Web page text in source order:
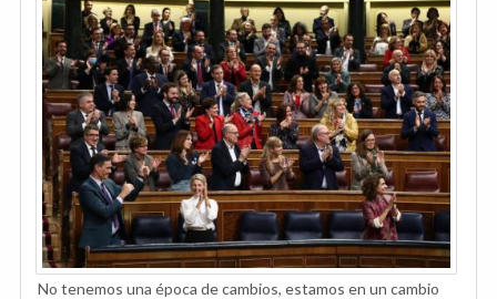
No tenemos una época de cambios, estamos en un cambio